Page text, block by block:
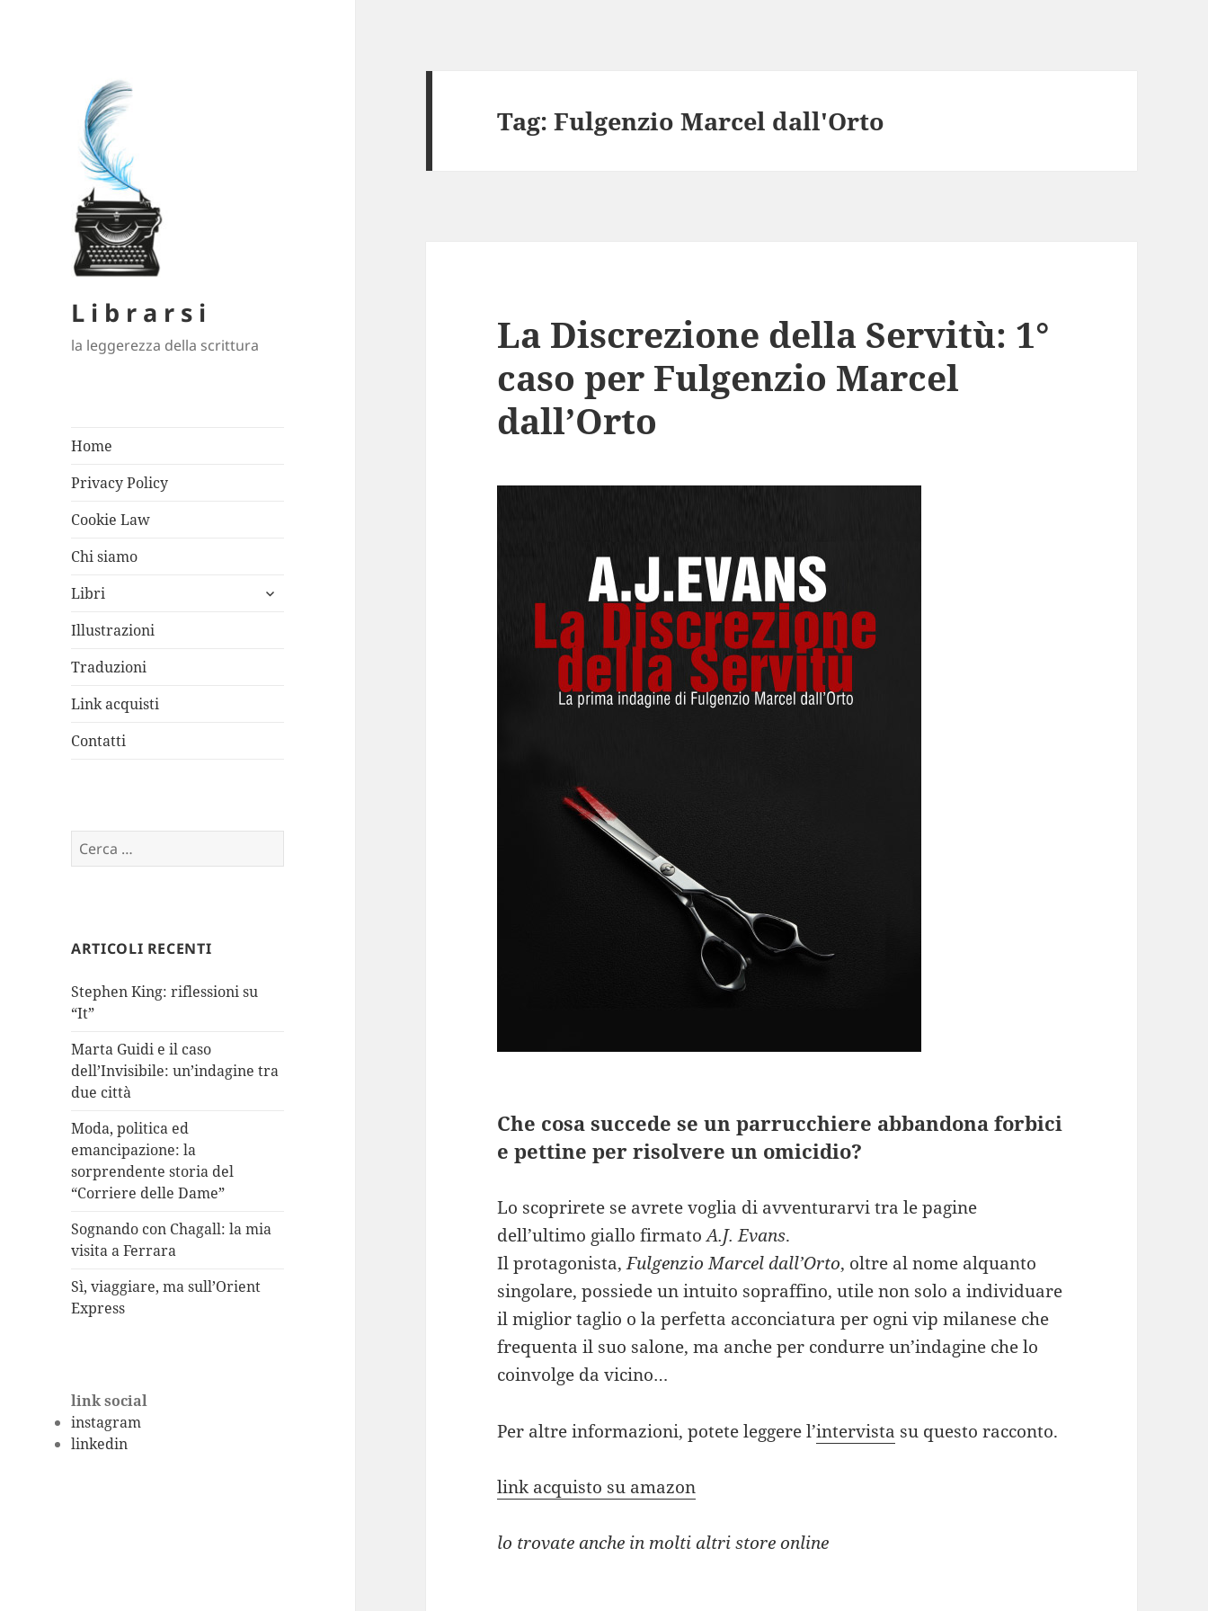
L i b r a r s i
la leggerezza della scrittura
Home
Privacy Policy
Cookie Law
Chi siamo
Libri
apri
Illustrazioni
Traduzioni
Link acquisti
Contatti
Ricerca
per:
ARTICOLI RECENTI
Stephen King: riflessioni su
“It”
Marta Guidi e il caso
dell’Invisibile: un’indagine tra
due città
Moda, politica ed
emancipazione: la
sorprendente storia del
“Corriere delle Dame”
Sognando con Chagall: la mia
visita a Ferrara
Sì, viaggiare, ma sull’Orient
Express
link social
instagram
linkedin
Tag:Fulgenzio Marcel dall'Orto
La Discrezione della Servitù: 1°
caso per Fulgenzio Marcel
dall’Orto
Che cosa succede se un parrucchiere abbandona forbici
e pettine per risolvere un omicidio?
Lo scoprirete se avrete voglia di avventurarvi tra le pagine
dell’ultimo giallo firmatoA.J. Evans.
Il protagonista,Fulgenzio Marcel dall’Orto, oltre al nome alquanto
singolare, possiede un intuito sopraffino, utile non solo a individuare
il miglior taglio o la perfetta acconciatura per ogni vip milanese che
frequenta il suo salone, ma anche per condurre un’indagine che lo
coinvolge da vicino…
Per altre informazioni, potete leggere l’intervista su questo racconto.
link acquisto su amazon
lo trovate anche in molti altri store online